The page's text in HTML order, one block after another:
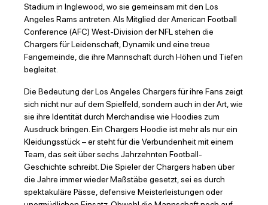
Stadium in Inglewood, wo sie gemeinsam mit den Los
Angeles Rams antreten. Als Mitglied der American Football
Conference (AFC) West-Division der NFL stehen die
Chargers für Leidenschaft, Dynamik und eine treue
Fangemeinde, die ihre Mannschaft durch Höhen und Tiefen
begleitet.
Die Bedeutung der Los Angeles Chargers für ihre Fans zeigt
sich nicht nur auf dem Spielfeld, sondern auch in der Art, wie
sie ihre Identität durch Merchandise wie Hoodies zum
Ausdruck bringen. Ein Chargers Hoodie ist mehr als nur ein
Kleidungsstück – er steht für die Verbundenheit mit einem
Team, das seit über sechs Jahrzehnten Football-
Geschichte schreibt. Die Spieler der Chargers haben über
die Jahre immer wieder Maßstäbe gesetzt, sei es durch
spektakuläre Pässe, defensive Meisterleistungen oder